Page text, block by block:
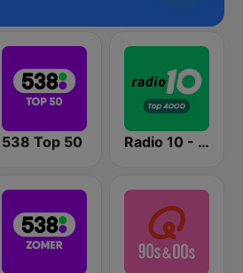
538 Top 50 Radio 10 - Top 4000